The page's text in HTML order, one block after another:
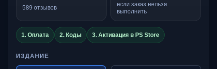
589 отзывов
если заказ нельзя
выполнить
1. Оплата 2. Коды 3. Активация в PS Store
ИЗДАНИЕ